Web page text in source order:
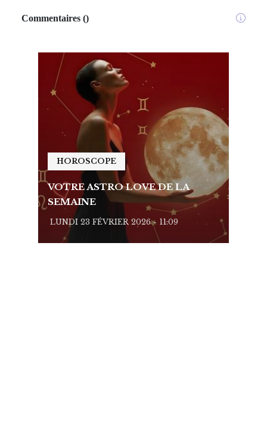
Commentaires ()
HOROSCOPE
VOTRE ASTRO LOVE DE LA
SEMAINE
LUNDI 23 FÉVRIER 2026 - 11:09